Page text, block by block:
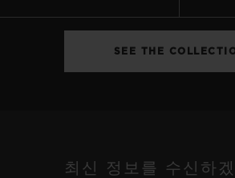
SEE THE
최신 정보를 수신하